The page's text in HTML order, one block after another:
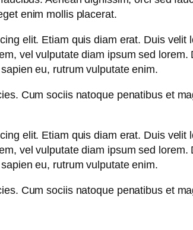
enim mollis placerat.
elit. Etiam quis diam erat. Duis
vel vulputate diam ipsum sed
eu, rutrum vulputate enim.
Cum sociis natoque penatibus et
elit. Etiam quis diam erat. Duis
vel vulputate diam ipsum sed
eu, rutrum vulputate enim.
Cum sociis natoque penatibus et